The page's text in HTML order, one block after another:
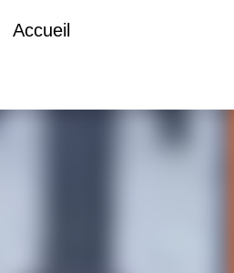
Accueil